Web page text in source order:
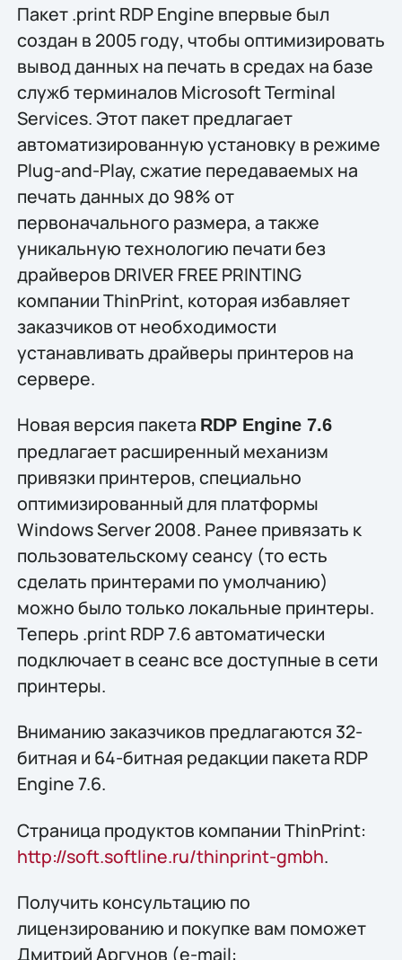
Пакет .print RDP Engine впервые был
создан в 2005 году, чтобы оптимизировать
вывод данных на печать в средах на базе
служб терминалов Microsoft Terminal
Services. Этот пакет предлагает
автоматизированную установку в режиме
Plug-and-Play, сжатие передаваемых на
печать данных до 98% от
первоначального размера, а также
уникальную технологию печати без
драйверов DRIVER FREE PRINTING
компании ThinPrint, которая избавляет
заказчиков от необходимости
устанавливать драйверы принтеров на
сервере.
Новая версия пакета RDP Engine 7.6
предлагает расширенный механизм
привязки принтеров, специально
оптимизированный для платформы
Windows Server 2008. Ранее привязать к
пользовательскому сеансу (то есть
сделать принтерами по умолчанию)
можно было только локальные принтеры.
Теперь .print RDP 7.6 автоматически
подключает в сеанс все доступные в сети
принтеры.
Вниманию заказчиков предлагаются 32-
битная и 64-битная редакции пакета RDP
Engine 7.6.
Страница продуктов компании ThinPrint:
http://soft.softline.ru/thinprint-gmbh.
Получить конcультацию по
лицензированию и покупке вам поможет
Дмитрий Аргунов (e-mail: